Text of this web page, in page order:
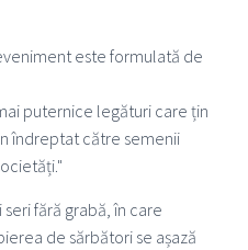
este formulată de
puternice legături care țin
îndreptat către semenii
fără grabă, în care
de sărbători se așază